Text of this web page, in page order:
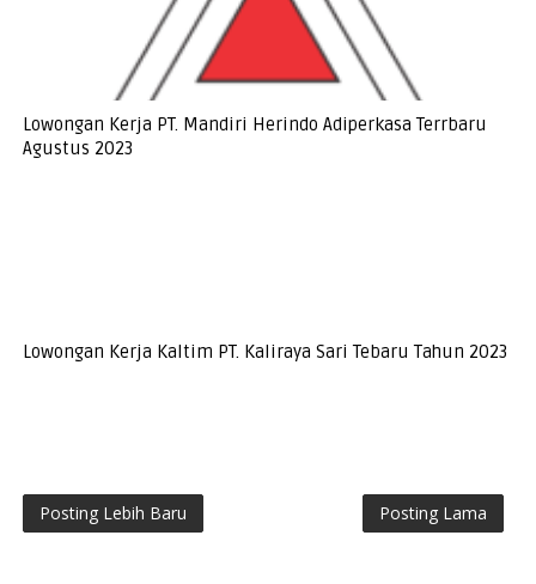
Lowongan Kerja PT. Mandiri Herindo Adiperkasa Terrbaru
Agustus 2023
Lowongan Kerja Kaltim PT. Kaliraya Sari Tebaru Tahun 2023
Posting Lebih Baru Posting Lama